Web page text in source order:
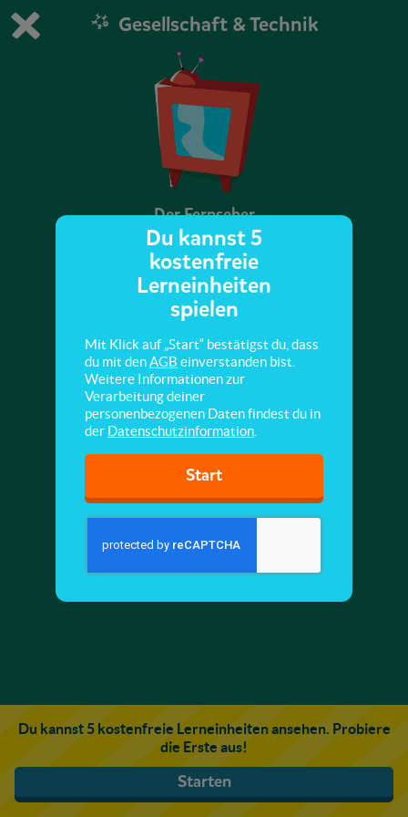
Du spielst die kostenfreie Testversion von scoyo.
Jetzt bestellen
Gesellschaft & Technik
Der Fernseher
Hier lernst du, wie ein Fernseher funktioniert.
Du kannst 5 kostenfreie Lerneinheiten ansehen. Probiere
die Erste aus!
Starten
Du kannst 5
kostenfreie
Lerneinheiten
spielen
Mit Klick auf „Start“ bestätigst du, dass
du mit denAGB einverstanden bist.
Weitere Informationen zur
Verarbeitung deiner
personenbezogenen Daten findest du in
der Datenschutzinformation
Start